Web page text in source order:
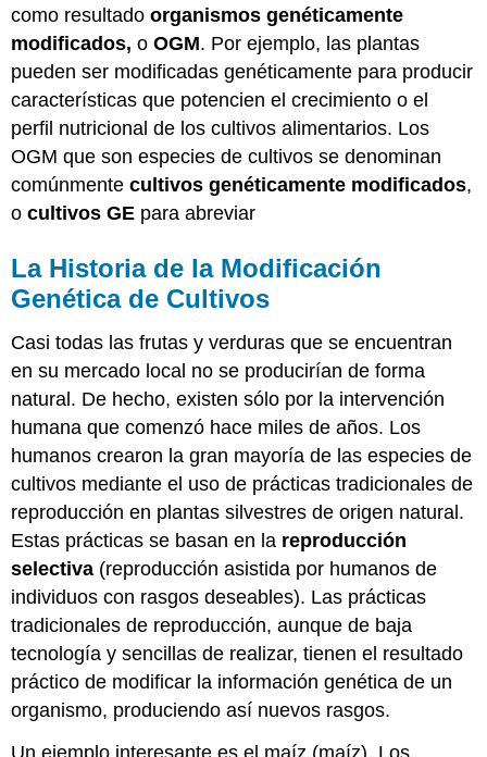
como resultadoorganismos genéticamente
modificados, oOGM. Por ejemplo, las plantas
pueden ser modificadas genéticamente para producir
características que potencien el crecimiento o el
perfil nutricional de los cultivos alimentarios. Los
OGM que son especies de cultivos se denominan
comúnmentecultivos genéticamente modificados,
ocultivos GE para abreviar
La Historia de la Modificación
Genética de Cultivos
Casi todas las frutas y verduras que se encuentran
en su mercado local no se producirían de forma
natural. De hecho, existen sólo por la intervención
humana que comenzó hace miles de años. Los
humanos crearon la gran mayoría de las especies de
cultivos mediante el uso de prácticas tradicionales de
reproducción en plantas silvestres de origen natural.
Estas prácticas se basan en la reproducción
selectiva (reproducción asistida por humanos de
individuos con rasgos deseables). Las prácticas
tradicionales de reproducción, aunque de baja
tecnología y sencillas de realizar, tienen el resultado
práctico de modificar la información genética de un
organismo, produciendo así nuevos rasgos.